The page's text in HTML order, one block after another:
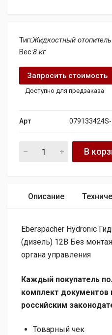
Тип:Жидкостный отопитель
Вес:8 кг
Запросить стоимость
Доступно для предзаказа
Арт 079133424S-
Eberspacher Hydronic
В
Описание
Eberspacher Hydronic
(дизель) 12В Без
органа управления
Каждый покупатель
комплект документов
российским
Товарный чек